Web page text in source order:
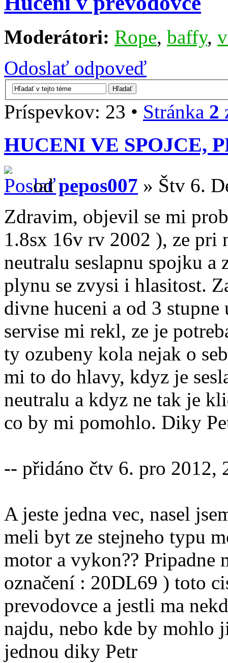
Moderátori: Rope, baffy,
Odoslať odpoveď
Príspevkov: 23 • Stránka 2
HUCENI VE SPOJCE,
odpepos007 » Štv 6.
Zdravim, objevil se mi
1.8sx 16v rv 2002 ), ze pri
neutralu seslapnu spojku a
plynu se zvysi i hlasitost.
divne huceni a od 3
servise mi rekl, ze je
ty ozubeny kola nejak o
mi to do hlavy, kdyz je
neutralu a kdyz ne tak je
co by mi pomohlo. Diky
-- přidáno čtv 6. pro 2012,
A jeste jedna vec, nasel
meli byt ze stejneho typu
motor a vykon?? Pripadne
označení : 20DL69 ) toto
prevodovce a jestli ma
najdu, nebo kde by mohlo
jednou diky Petr